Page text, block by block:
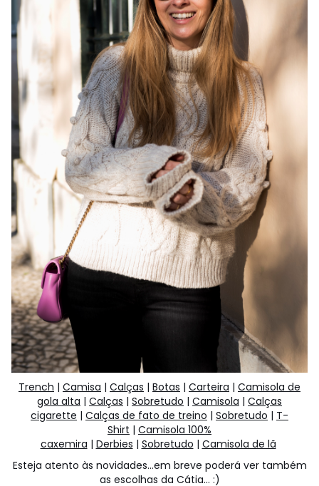
Trench | Camisa | Calças | Botas | Carteira | Camisola de
gola alta | Calças | Sobretudo | Camisola | Calças
cigarette | Calças de fato de treino | Sobretudo | T-
Shirt | Camisola 100%
caxemira | Derbies | Sobretudo | Camisola de lã
Esteja atento às novidades…em breve poderá ver também
as escolhas da Cátia… :)